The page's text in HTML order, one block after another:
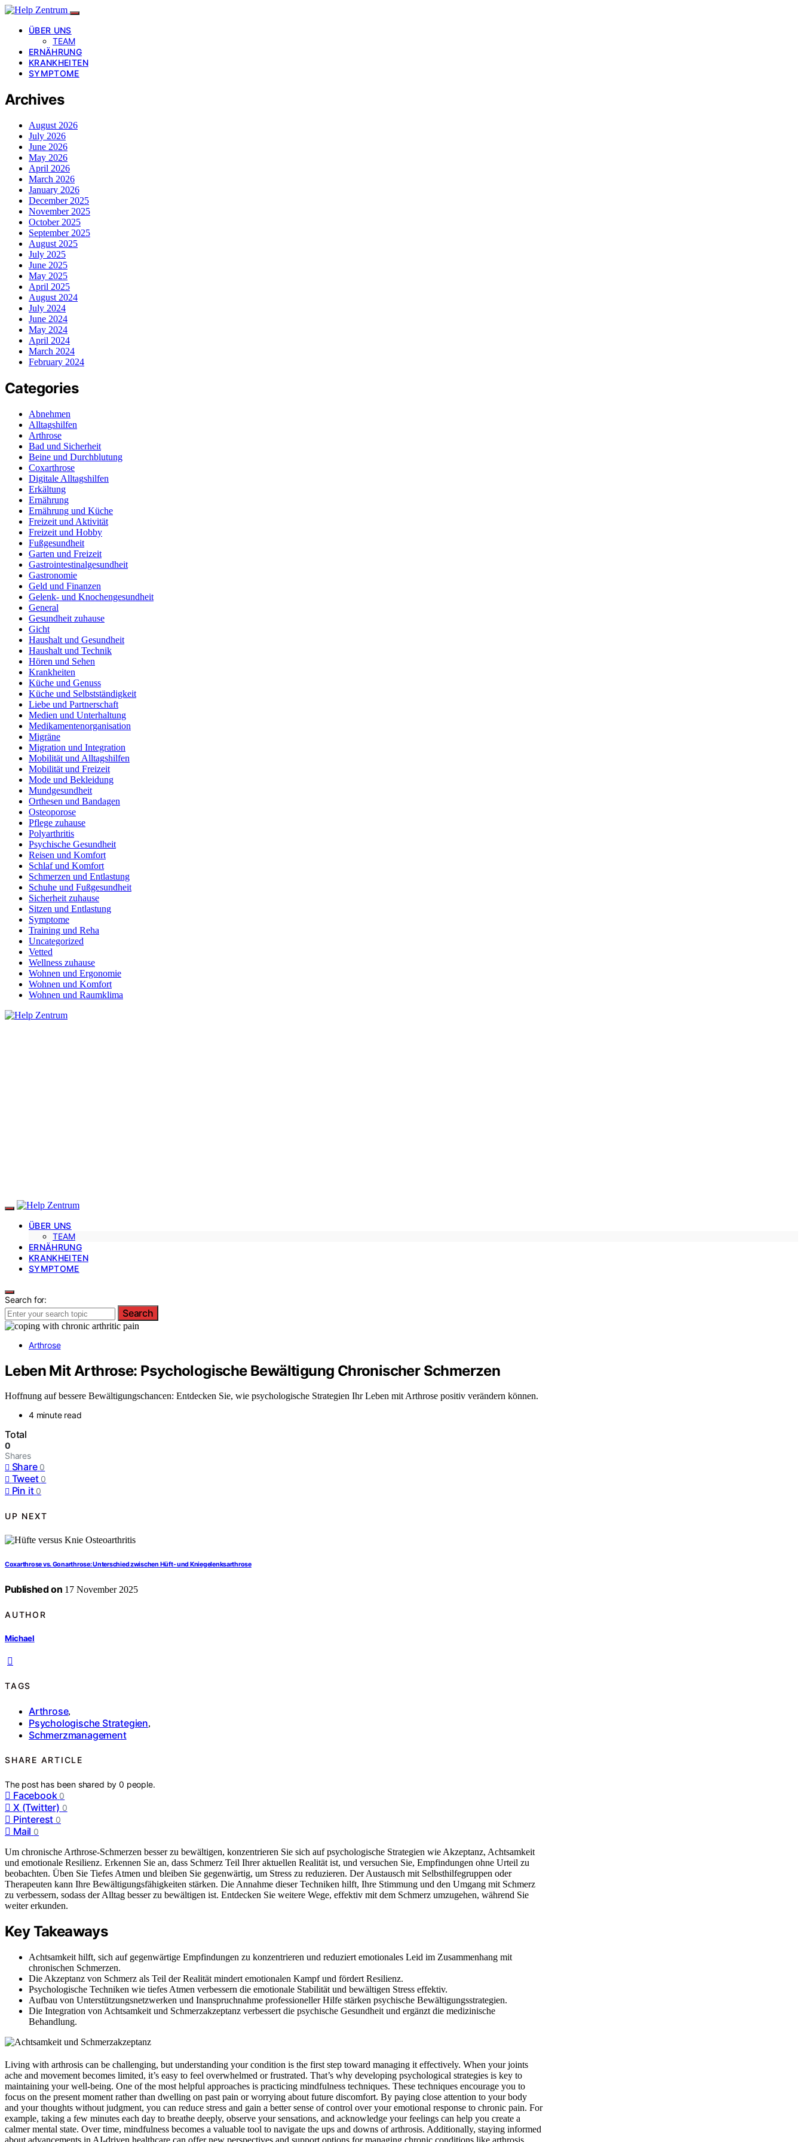
ÜBER UNS
TEAM
ERNÄHRUNG
KRANKHEITEN
SYMPTOME
Archives
August 2026
July 2026
June 2026
May 2026
April 2026
March 2026
January 2026
December 2025
November 2025
October 2025
September 2025
August 2025
July 2025
June 2025
May 2025
April 2025
August 2024
July 2024
June 2024
May 2024
April 2024
March 2024
February 2024
Categories
Abnehmen
Alltagshilfen
Arthrose
Bad und Sicherheit
Beine und Durchblutung
Coxarthrose
Digitale Alltagshilfen
Erkältung
Ernährung
Ernährung und Küche
Freizeit und Aktivität
Freizeit und Hobby
Fußgesundheit
Garten und Freizeit
Gastrointestinalgesundheit
Gastronomie
Geld und Finanzen
Gelenk- und Knochengesundheit
General
Gesundheit zuhause
Gicht
Haushalt und Gesundheit
Haushalt und Technik
Hören und Sehen
Krankheiten
Küche und Genuss
Küche und Selbstständigkeit
Liebe und Partnerschaft
Medien und Unterhaltung
Medikamentenorganisation
Migräne
Migration und Integration
Mobilität und Alltagshilfen
Mobilität und Freizeit
Mode und Bekleidung
Mundgesundheit
Orthesen und Bandagen
Osteoporose
Pflege zuhause
Polyarthritis
Psychische Gesundheit
Reisen und Komfort
Schlaf und Komfort
Schmerzen und Entlastung
Schuhe und Fußgesundheit
Sicherheit zuhause
Sitzen und Entlastung
Symptome
Training und Reha
Uncategorized
Vetted
Wellness zuhause
Wohnen und Ergonomie
Wohnen und Komfort
Wohnen und Raumklima
ÜBER UNS
TEAM
ERNÄHRUNG
KRANKHEITEN
SYMPTOME
Search for:
Search
Arthrose
Leben Mit Arthrose: Psychologische Bewältigung Chronischer Schmerzen
Hoffnung auf bessere Bewältigungschancen: Entdecken Sie, wie psychologische Strategien Ihr Leben mit Arthrose positiv verändern können.
4 minute read
Total
0
Shares
Share 0
Tweet 0
Pin it 0
UP NEXT
Coxarthrose vs. Gonarthrose: Unterschied zwischen Hüft- und Kniegelenksarthrose
Published on 17 November 2025
AUTHOR
Michael
TAGS
Arthrose,
Psychologische Strategien,
Schmerzmanagement
SHARE ARTICLE
The post has been shared by0 people.
Facebook 0
X (Twitter) 0
Pinterest 0
Mail 0
Um chronische Arthrose-Schmerzen besser zu bewältigen, konzentrieren Sie sich auf psychologische Strategien wie Akzeptanz, Achtsamkeit
und emotionale Resilienz. Erkennen Sie an, dass Schmerz Teil Ihrer aktuellen Realität ist, und versuchen Sie, Empfindungen ohne Urteil zu
beobachten. Üben Sie Tiefes Atmen und bleiben Sie gegenwärtig, um Stress zu reduzieren. Der Austausch mit Selbsthilfegruppen oder
Therapeuten kann Ihre Bewältigungsfähigkeiten stärken. Die Annahme dieser Techniken hilft, Ihre Stimmung und den Umgang mit Schmerz
zu verbessern, sodass der Alltag besser zu bewältigen ist. Entdecken Sie weitere Wege, effektiv mit dem Schmerz umzugehen, während Sie
weiter erkunden.
Key Takeaways
Achtsamkeit hilft, sich auf gegenwärtige Empfindungen zu konzentrieren und reduziert emotionales Leid im Zusammenhang mit
chronischen Schmerzen.
Die Akzeptanz von Schmerz als Teil der Realität mindert emotionalen Kampf und fördert Resilienz.
Psychologische Techniken wie tiefes Atmen verbessern die emotionale Stabilität und bewältigen Stress effektiv.
Aufbau von Unterstützungsnetzwerken und Inanspruchnahme professioneller Hilfe stärken psychische Bewältigungsstrategien.
Die Integration von Achtsamkeit und Schmerzakzeptanz verbessert die psychische Gesundheit und ergänzt die medizinische
Behandlung.
Living with arthrosis can be challenging, but understanding your condition is the first step toward managing it effectively. When your joints
ache and movement becomes limited, it’s easy to feel overwhelmed or frustrated. That’s why developing psychological strategies is key to
maintaining your well-being. One of the most helpful approaches is practicing mindfulness techniques. These techniques encourage you to
focus on the present moment rather than dwelling on past pain or worrying about future discomfort. By paying close attention to your body
and your thoughts without judgment, you can reduce stress and gain a better sense of control over your emotional response to chronic pain. For
example, taking a few minutes each day to breathe deeply, observe your sensations, and acknowledge your feelings can help you create a
calmer mental state. Over time, mindfulness becomes a valuable tool to navigate the ups and downs of arthrosis. Additionally, staying informed